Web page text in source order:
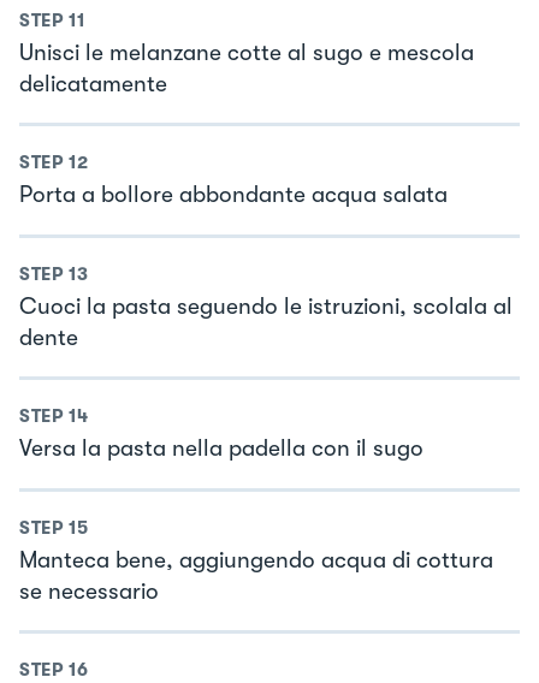
STEP 11
Unisci le melanzane cotte al sugo e mescola
delicatamente
STEP 12
Porta a bollore abbondante acqua salata
STEP 13
Cuoci la pasta seguendo le istruzioni, scolala al
dente
STEP 14
Versa la pasta nella padella con il sugo
STEP 15
Manteca bene, aggiungendo acqua di cottura
se necessario
STEP 16